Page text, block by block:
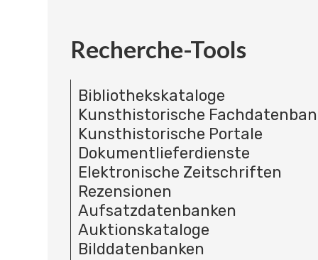
Recherche-Tools
Bibliothekskataloge
Kunsthistorische
Kunsthistorische Portale
Dokumentlieferdienste
Elektronische Zeitschriften
Rezensionen
Aufsatzdatenbanken
Auktionskataloge
Bilddatenbanken